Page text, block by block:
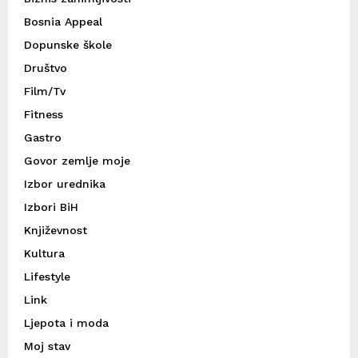
Bosnia Appeal
Dopunske škole
Društvo
Film/Tv
Fitness
Gastro
Govor zemlje moje
Izbor urednika
Izbori BiH
Književnost
Kultura
Lifestyle
Link
Ljepota i moda
Moj stav